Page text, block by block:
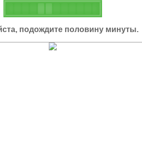
подождите половину минуты.